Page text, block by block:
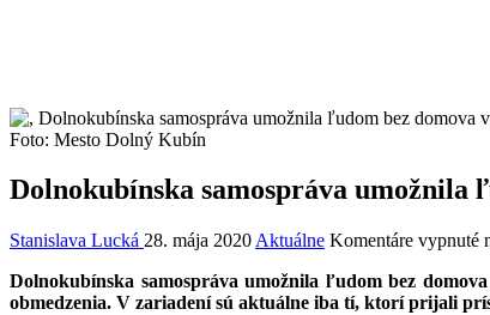
Foto: Mesto Dolný Kubín
Dolnokubínska samospráva
Stanislava Lucká 28. mája 2020 Aktuálne Komentáre vypnuté
Dolnokubínska samospráva umožnila ľudom bez
obmedzenia. V zariadení sú aktuálne iba tí, ktorí prijali